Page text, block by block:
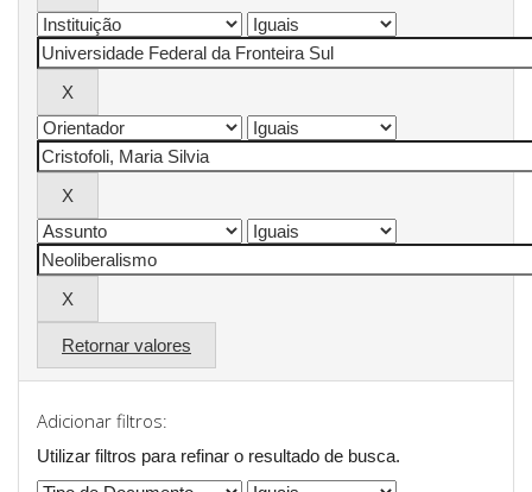
Retornar valores
Adicionar filtros:
Utilizar filtros para refinar o resultado de busca.